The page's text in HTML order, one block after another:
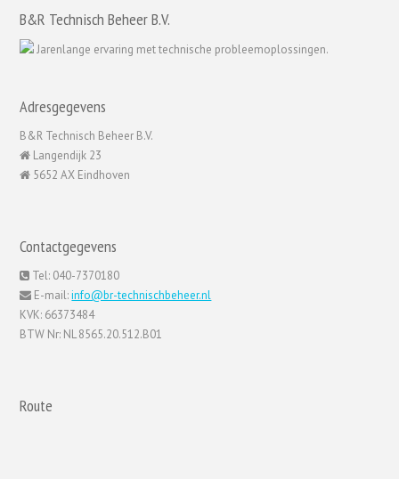
B&R Technisch Beheer B.V.
Jarenlange ervaring met technische probleemoplossingen.
Adresgegevens
B&R Technisch Beheer B.V.
Langendijk 23
5652 AX Eindhoven
Contactgegevens
Tel: 040-7370180
E-mail:info@br-technischbeheer.nl
KVK: 66373484
BTW Nr: NL 8565.20.512.B01
Route